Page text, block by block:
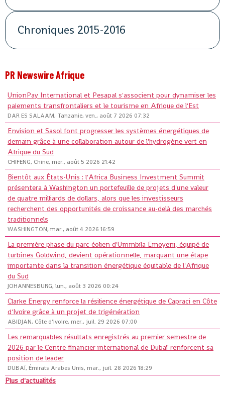
Chroniques 2015-2016
PR Newswire Afrique
UnionPay International et Pesapal s'associent pour dynamiser les
paiements transfrontaliers et le tourisme en Afrique de l'Est
DAR ES SALAAM, Tanzanie, ven., août 7 2026 07:32
Envision et Sasol font progresser les systèmes énergétiques de
demain grâce à une collaboration autour de l'hydrogène vert en
Afrique du Sud
CHIFENG, Chine, mer., août 5 2026 21:42
Bientôt aux États-Unis : l'Africa Business Investment Summit
présentera à Washington un portefeuille de projets d'une valeur
de quatre milliards de dollars, alors que les investisseurs
recherchent des opportunités de croissance au-delà des marchés
traditionnels
WASHINGTON, mar., août 4 2026 16:59
La première phase du parc éolien d'Ummbila Emoyeni, équipé de
turbines Goldwind, devient opérationnelle, marquant une étape
importante dans la transition énergétique équitable de l'Afrique
du Sud
JOHANNESBURG, lun., août 3 2026 00:24
Clarke Energy renforce la résilience énergétique de Capraci en Côte
d'Ivoire grâce à un projet de trigénération
ABIDJAN, Côte d'Ivoire, mer., juil. 29 2026 07:00
Les remarquables résultats enregistrés au premier semestre de
2026 par le Centre financier international de Dubaï renforcent sa
position de leader
DUBAÏ, Émirats Arabes Unis, mar., juil. 28 2026 18:29
Plus d'actualités